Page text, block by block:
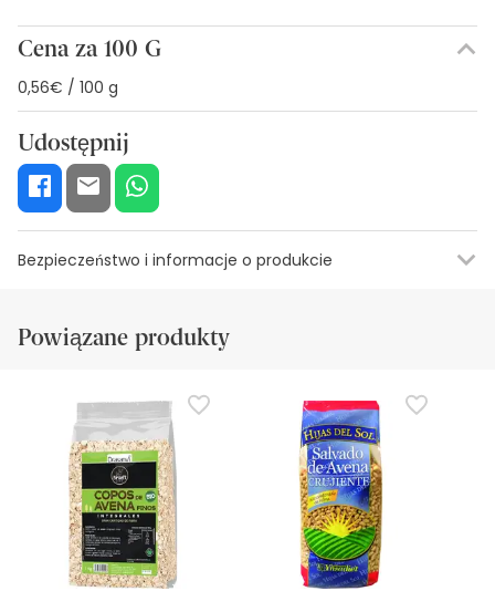
Cena za 100 G
0,56€ / 100 g
Udostępnij
Bezpieczeństwo i informacje o produkcie
Zasoby bezpieczeństwa wizualnego
W tej chwili nie mamy obrazów zabezpieczeń dla tego
produktu, ale pracujemy nad tym. Zachęcamy do
późniejszego sprawdzenia aktualizacji. W międzyczasie
zalecamy zapoznanie się z informacjami dotyczącymi
bezpieczeństwa dołączonymi do produktu przed jego
użyciem. W razie jakichkolwiek pytań dotyczących
bezpieczeństwa, prosimy o kontakt. Ponadto, jeśli chcesz,
możesz również zwrócić produkt, postępujączgodnie z
naszymi warunkami.
Powiązane produkty